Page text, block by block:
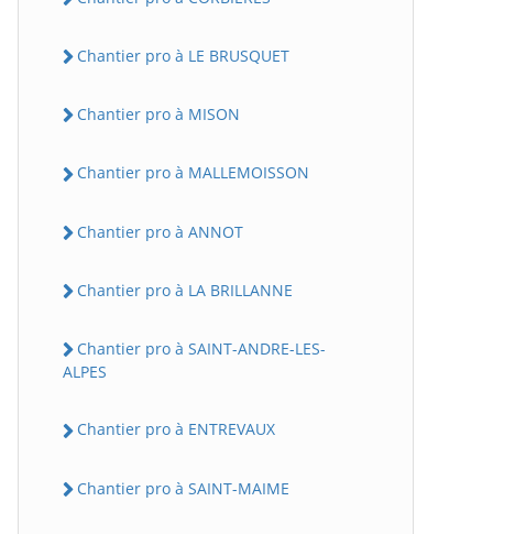
Chantier pro à LE BRUSQUET
Chantier pro à MISON
Chantier pro à MALLEMOISSON
Chantier pro à ANNOT
Chantier pro à LA BRILLANNE
Chantier pro à SAINT-ANDRE-LES-
ALPES
Chantier pro à ENTREVAUX
Chantier pro à SAINT-MAIME